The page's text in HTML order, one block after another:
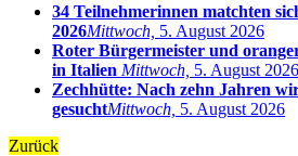
34 Teilnehmerinnen matchten
2026Mittwoch, 5. August 2026
Roter Bürgermeister und
in Italien Mittwoch, 5. August 2026
Zechhütte: Nach zehn Jahren
gesuchtMittwoch, 5. August 2026
Zurück